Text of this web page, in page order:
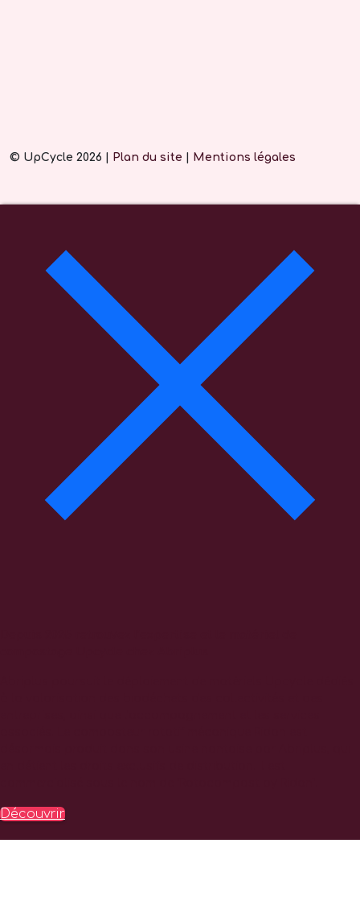
© UpCycle 2026 | Plan du site Mentions légales
Découvrir